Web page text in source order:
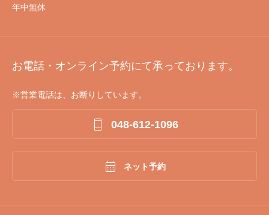
年中無休
お電話・オンライン予約にて承っております。
※営業電話は、お断りしています。
 048-612-1096
 ネット予約